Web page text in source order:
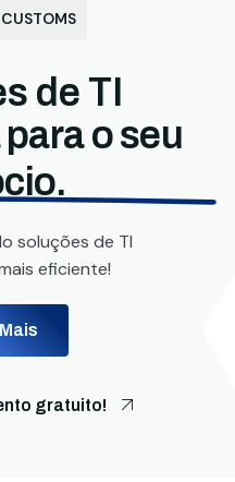
de TI
o seu
soluções de TI
eficiente!
gratuito!